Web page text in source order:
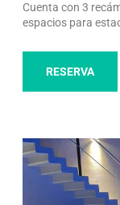
Cuenta con 3
espacios para
RESERVA